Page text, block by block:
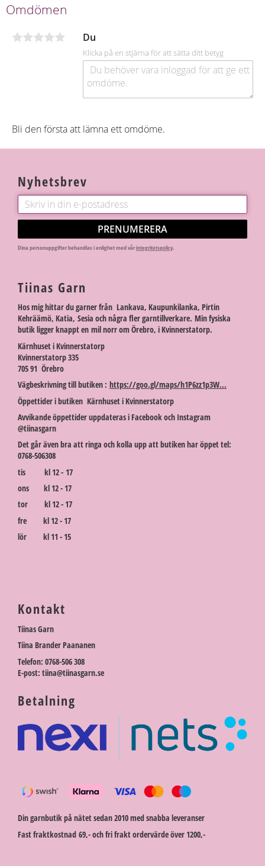
b
o
k
Omdömen
Du
Klicka på en stjärna för att sätta ditt betyg
Bli den första att lämna ett omdöme.
Nyhetsbrev
PRENUMERERA
Dina personuppgifter behandlas i enlighet med vårintegritetspolicy.
Tiinas Garn
Hos mig hittar du garner från Lankava, Kaupunkilanka, Pirtin
Kehräämö, Katia, Sesia och några fler garntillverkare. Min fysiska
butik ligger knappt en mil norr om Örebro, i Kvinnerstatorp.
Kärnhuset i Kvinnerstatorp
Kvinnerstatorp 335
705 91 Örebro
Vägbeskrivning till butiken : https://goo.gl/maps/h1P6zz1p3W...
Öppettider i butiken Kärnhuset i Kvinnerstatorp
Avvikande öppettider uppdateras i Facebook och Instagram
@tiinasgarn
Det går även bra att ringa och kolla upp att butiken har öppet tel:
0768-506308
tis kl 12 - 17
ons kl 12 - 17
tor kl 12 - 17
fre kl 12 - 17
lör kl 11 - 15
Kontakt
Tiinas Garn
Tiina Brander Paananen
Telefon: 0768-506 308
E-post: tiina@tiinasgarn.se
Betalning
Din garnbutik på nätet sedan 2010 med snabba leveranser
Fast fraktkostnad 69,- och fri frakt ordervärde över 1200,-